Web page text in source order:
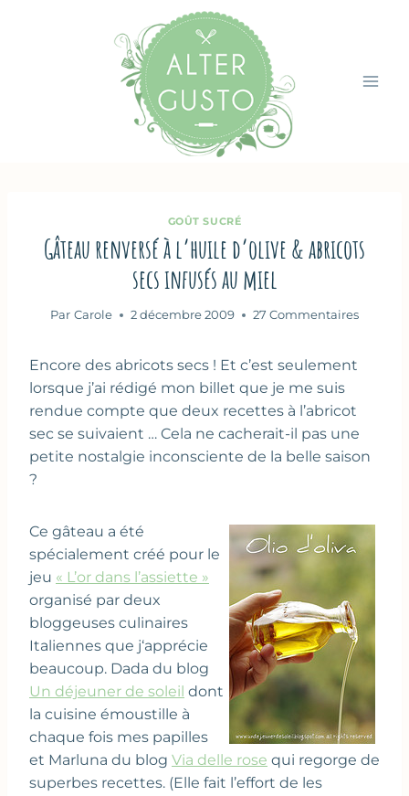
GOÛT SUCRÉ
Gâteau renversé à l’huile d’olive & abricots
secs infusés au miel
Par Carole 2 décembre 2009 27 Commentaires
Encore des abricots secs ! Et c’est seulement
lorsque j’ai rédigé mon billet que je me suis
rendue compte que deux recettes à l’abricot
sec se suivaient … Cela ne cacherait-il pas une
petite nostalgie inconsciente de la belle saison
?
Ce gâteau a été
spécialement créé pour le
jeu « L’or dans l’assiette »
organisé par deux
bloggeuses culinaires
Italiennes que j‘apprécie
beaucoup. Dada du blog
Un déjeuner de soleil dont
la cuisine émoustille à
chaque fois mes papilles
et Marluna du blog Via delle rose qui regorge de
superbes recettes. (Elle fait l’effort de les